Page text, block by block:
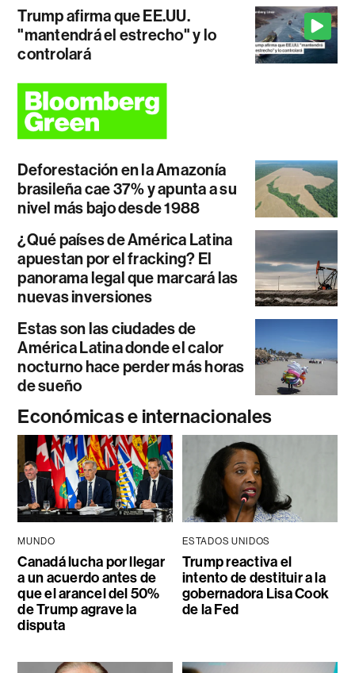
Trump afirma que EE.UU.
"mantendrá el estrecho" y lo
controlará
Deforestación en la Amazonía
brasileña cae 37% y apunta a su
nivel más bajo desde 1988
¿Qué países de América Latina
apuestan por el fracking? El
panorama legal que marcará las
nuevas inversiones
Estas son las ciudades de
América Latina donde el calor
nocturno hace perder más horas
de sueño
Económicas e internacionales
MUNDO
Canadá lucha por llegar
a un acuerdo antes de
que el arancel del 50%
de Trump agrave la
disputa
ESTADOS UNIDOS
Trump reactiva el
intento de destituir a la
gobernadora Lisa Cook
de la Fed